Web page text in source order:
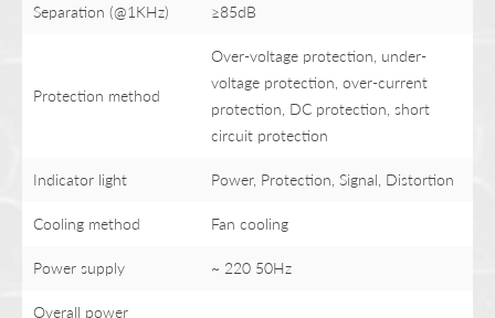
Separation (@1KHz) ≥85dB
Protection method
Over-voltage protection, under-
voltage protection, over-current
protection, DC protection, short
circuit protection
Indicator light Power, Protection, Signal, Distortion
Cooling method Fan cooling
Power supply ~ 220 50Hz
Overall power